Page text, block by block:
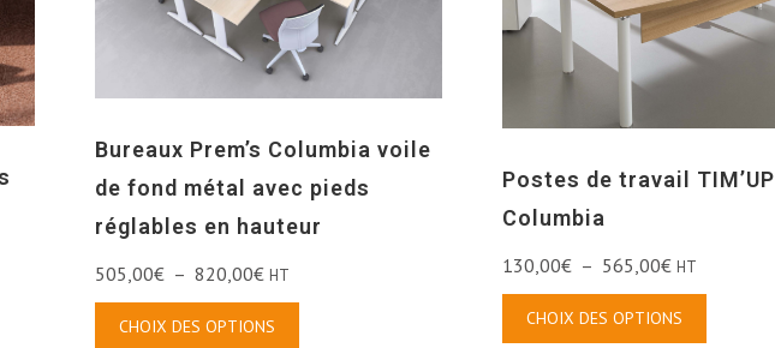
Bureaux Prem’s Columbia voile
de fond métal avec pieds
réglables en hauteur
505,00€ – 820,00€ HT
CHOIX DES OPTIONS
Postes de travail TIM’UP
Columbia
130,00€ – 565,00€ HT
CHOIX DES OPTIONS